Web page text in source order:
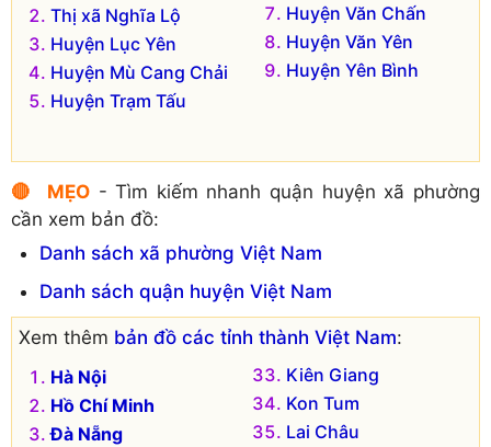
Xã Hoàng Thắng
Xã Yên Hưng
Thị xã Nghĩa Lộ
Huyện Lục Yên
Huyện Mù Cang Chải
Huyện Trạm Tấu
Huyện Văn Chấn
Huyện Văn Yên
Huyện Yên Bình
🔴 MẸO- Tìm kiếm nhanh quận huyện xã phường
cần xem bản đồ:
Danh sách xã phường Việt Nam
Danh sách quận huyện Việt Nam
Xem thêm bản đồ các tỉnh thành Việt Nam:
Hà Nội
Hồ Chí Minh
Đà Nẵng
Kiên Giang
Kon Tum
Lai Châu